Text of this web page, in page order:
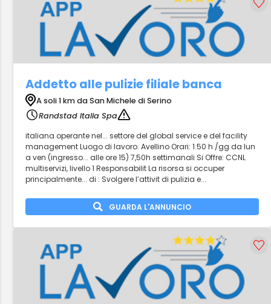
Addetto alle pulizie filiale banca
A soli 1 km da San Michele di Serino
Randstad Italia Spa
italiana operante nel... settore del global service e del facility
management Luogo di lavoro: Avellino Orari: 1.50 h /gg da lun
a ven (ingresso... alle ore 15) 7,50h settimanali Si Offre: CCNL
multiservizi, livello 1 Responsabilit La risorsa si occuper
principalmente... di : Svolgere l’attivit di pulizia e...
GUARDA L'ANNUNCIO